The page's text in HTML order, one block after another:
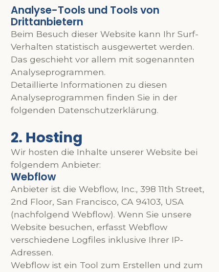
Analyse-Tools und Tools von
Drittanbietern
Beim Besuch dieser Website kann Ihr Surf-
Verhalten statistisch ausgewertet werden.
Das geschieht vor allem mit sogenannten
Analyseprogrammen.
Detaillierte Informationen zu diesen
Analyseprogrammen finden Sie in der
folgenden Datenschutzerklärung.
2. Hosting
Wir hosten die Inhalte unserer Website bei
folgendem Anbieter:
Webflow
Anbieter ist die Webflow, Inc., 398 11th Street,
2nd Floor, San Francisco, CA 94103, USA
(nachfolgend Webflow). Wenn Sie unsere
Website besuchen, erfasst Webflow
verschiedene Logfiles inklusive Ihrer IP-
Adressen.
Webflow ist ein Tool zum Erstellen und zum